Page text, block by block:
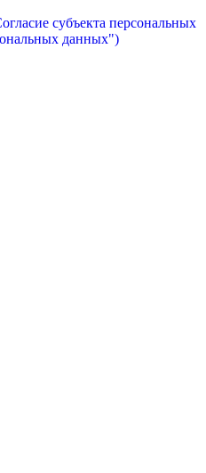
субъекта персональных
данных")